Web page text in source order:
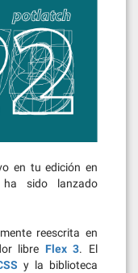
en tu edición en
ha sido lanzado
reescrita en
libre Flex 3. El
y la biblioteca